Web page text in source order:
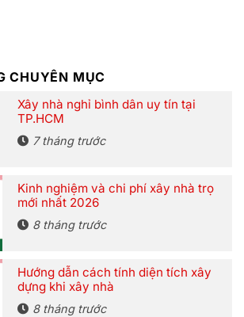
CHUYÊN MỤC
Xây nhà nghỉ bình dân uy tín tại
TP.HCM
7 tháng trước
Kinh nghiệm và chi phí xây nhà trọ
mới nhất 2026
8 tháng trước
Hướng dẫn cách tính diện tích xây
dựng khi xây nhà
8 tháng trước